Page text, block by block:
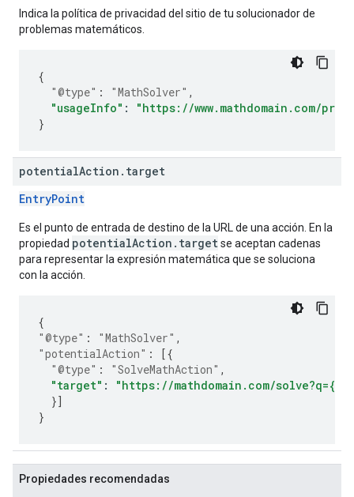
Indica la política de privacidad del sitio de tu solucionador de
problemas matemáticos.
{
"@type" : "MathSolver" ,
"usageInfo" :
"https://www.mathdomain.com/
}
potentialAction . target
EntryPoint
Es el punto de entrada de destino de la URL de una acción. En la
propiedad potentialAction.target se aceptan cadenas
para representar la expresión matemática que se soluciona
con la acción.
{
"@type" : "MathSolver" ,
"potentialAction" :
[{
"@type" : "SolveMathAction" ,
"target" :
"https://mathdomain.com/
}]
}
Propiedades recomendadas